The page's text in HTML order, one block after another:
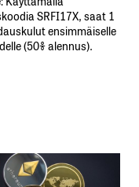
​SRFI17X,​ ​saat​ ​1
​ensimmäiselle​
​(50%​ ​alennus).